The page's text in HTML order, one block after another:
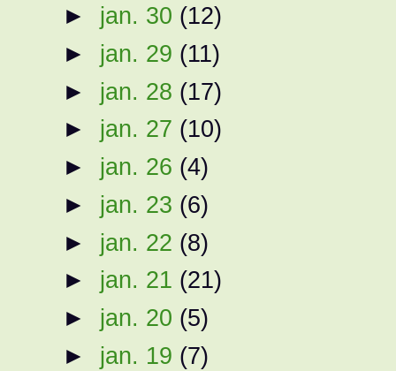
► jan. 30 (12)
► jan. 29 (11)
► jan. 28 (17)
► jan. 27 (10)
► jan. 26 (4)
► jan. 23 (6)
► jan. 22 (8)
► jan. 21 (21)
► jan. 20 (5)
► jan. 19 (7)